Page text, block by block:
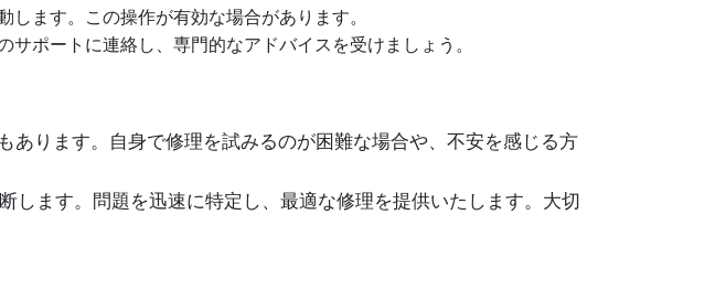
ます。この操作が有効な場合があります。
サポートに連絡し、専門的なアドバイスを受けましょう。
ります。自身で修理を試みるのが困難な場合や、不安を感じる方
します。問題を迅速に特定し、最適な修理を提供いたします。大切